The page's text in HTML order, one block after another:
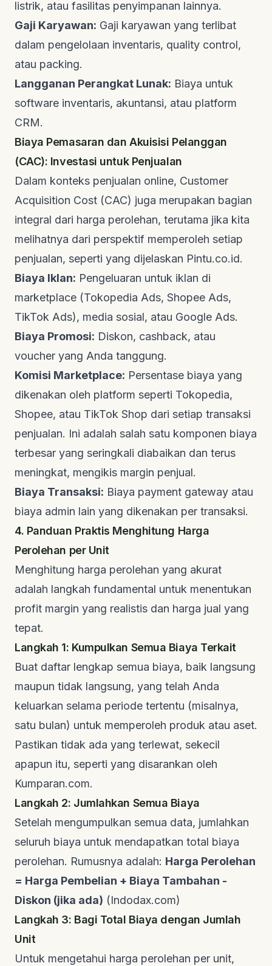
listrik, atau fasilitas penyimpanan lainnya.
Gaji Karyawan: Gaji karyawan yang terlibat
dalam pengelolaan inventaris, quality control,
atau packing.
Langganan Perangkat Lunak: Biaya untuk
software inventaris, akuntansi, atau platform
CRM.
Biaya Pemasaran dan Akuisisi Pelanggan
(CAC): Investasi untuk Penjualan
Dalam konteks penjualan online, Customer
Acquisition Cost (CAC) juga merupakan bagian
integral dari harga perolehan, terutama jika kita
melihatnya dari perspektif memperoleh setiap
penjualan, seperti yang dijelaskan Pintu.co.id.
Biaya Iklan: Pengeluaran untuk iklan di
marketplace (Tokopedia Ads, Shopee Ads,
TikTok Ads), media sosial, atau Google Ads.
Biaya Promosi: Diskon, cashback, atau
voucher yang Anda tanggung.
Komisi Marketplace: Persentase biaya yang
dikenakan oleh platform seperti Tokopedia,
Shopee, atau TikTok Shop dari setiap transaksi
penjualan. Ini adalah salah satu komponen biaya
terbesar yang seringkali diabaikan dan terus
meningkat, mengikis margin penjual.
Biaya Transaksi: Biaya payment gateway atau
biaya admin lain yang dikenakan per transaksi.
4. Panduan Praktis Menghitung Harga
Perolehan per Unit
Menghitung harga perolehan yang akurat
adalah langkah fundamental untuk menentukan
profit margin yang realistis dan harga jual yang
tepat.
Langkah 1: Kumpulkan Semua Biaya Terkait
Buat daftar lengkap semua biaya, baik langsung
maupun tidak langsung, yang telah Anda
keluarkan selama periode tertentu (misalnya,
satu bulan) untuk memperoleh produk atau aset.
Pastikan tidak ada yang terlewat, sekecil
apapun itu, seperti yang disarankan oleh
Kumparan.com.
Langkah 2: Jumlahkan Semua Biaya
Setelah mengumpulkan semua data, jumlahkan
seluruh biaya untuk mendapatkan total biaya
perolehan. Rumusnya adalah: Harga Perolehan
= Harga Pembelian + Biaya Tambahan -
Diskon (jika ada) (Indodax.com)
Langkah 3: Bagi Total Biaya dengan Jumlah
Unit
Untuk mengetahui harga perolehan per unit,